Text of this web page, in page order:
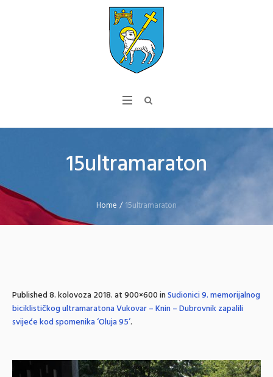
15ultramaraton
Home /15ultramaraton
Published8. kolovoza 2018.at 900×600 inSudionici 9. memorijalnog
biciklističkog ultramaratona Vukovar – Knin – Dubrovnik zapalili
svijeće kod spomenika ‘Oluja 95’.